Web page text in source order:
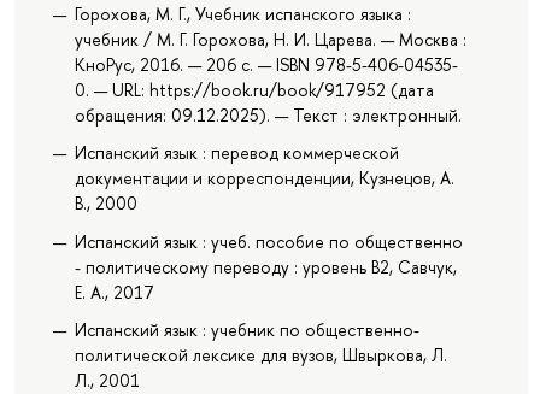
Горохова, М. Г., Учебник испанского языка :
учебник / М. Г. Горохова, Н. И. Царева. — Москва :
КноРус, 2016. — 206 с. — ISBN 978-5-406-04535-
0. — URL: https://book.ru/book/917952 (дата
обращения: 09.12.2025). — Текст : электронный.
Испанский язык : перевод коммерческой
документации и корреспонденции, Кузнецов, А.
В., 2000
Испанский язык : учеб. пособие по общественно
- политическому переводу : уровень В2, Савчук,
Е. А., 2017
Испанский язык : учебник по общественно-
политической лексике для вузов, Швыркова, Л.
Л., 2001